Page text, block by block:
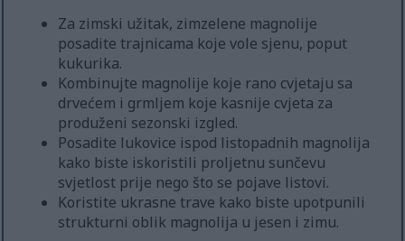
Za zimski užitak, zimzelene magnolije
posadite trajnicama koje vole sjenu, poput
kukurika.
Kombinujte magnolije koje rano cvjetaju sa
drvećem i grmljem koje kasnije cvjeta za
produženi sezonski izgled.
Posadite lukovice ispod listopadnih magnolija
kako biste iskoristili proljetnu sunčevu
svjetlost prije nego što se pojave listovi.
Koristite ukrasne trave kako biste upotpunili
strukturni oblik magnolija u jesen i zimu.